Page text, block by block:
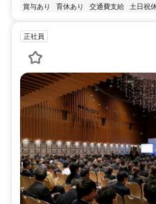
賞与あり
育休あり 交通費支給 土日祝
正社員